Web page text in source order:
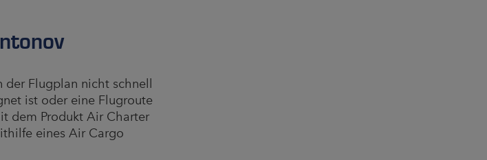
Flugplan nicht schnell
ist oder eine Flugroute
dem Produkt Air Charter
eines Air Cargo